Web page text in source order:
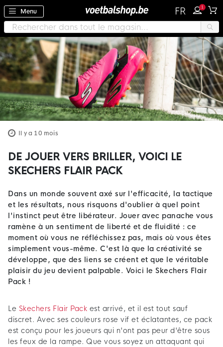
Menu FR 1
Il y a 10 mois
DE JOUER VERS BRILLER, VOICI LE
SKECHERS FLAIR PACK
Dans un monde souvent axé sur l'efficacité, la tactique
et les résultats, nous risquons d'oublier à quel point
l'instinct peut être libérateur. Jouer avec panache vous
ramène à un sentiment de liberté et de fluidité : ce
moment où vous ne réfléchissez pas, mais où vous êtes
simplement vous-même. C'est là que la créativité se
développe, que des liens se créent et que le véritable
plaisir du jeu devient palpable. Voici le Skechers Flair
Pack !
Le Skechers Flair Pack est arrivé, et il est tout sauf
discret. Avec ses couleurs rose vif et éclatantes, ce pack
est conçu pour les joueurs qui n'ont pas peur d'être sous
les feux de la rampe. Que vous soyez un attaquant qui